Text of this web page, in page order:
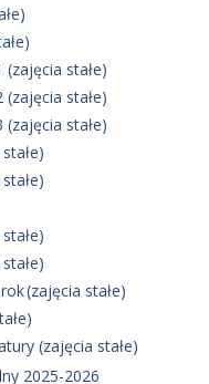
stałe)
stałe)
stałe)
(zajęcia stałe)
(zajęcia stałe)
2025-2026